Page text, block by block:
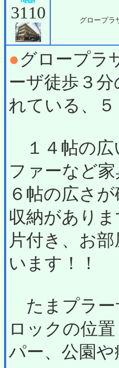
3110 グロープラ
●グロープラ
ーザ徒歩３
れている、
１４帖の広
ファーなど
６帖の広さ
収納があり
片付き、お
います！！
たまプラー
ロックの位
パー、公園